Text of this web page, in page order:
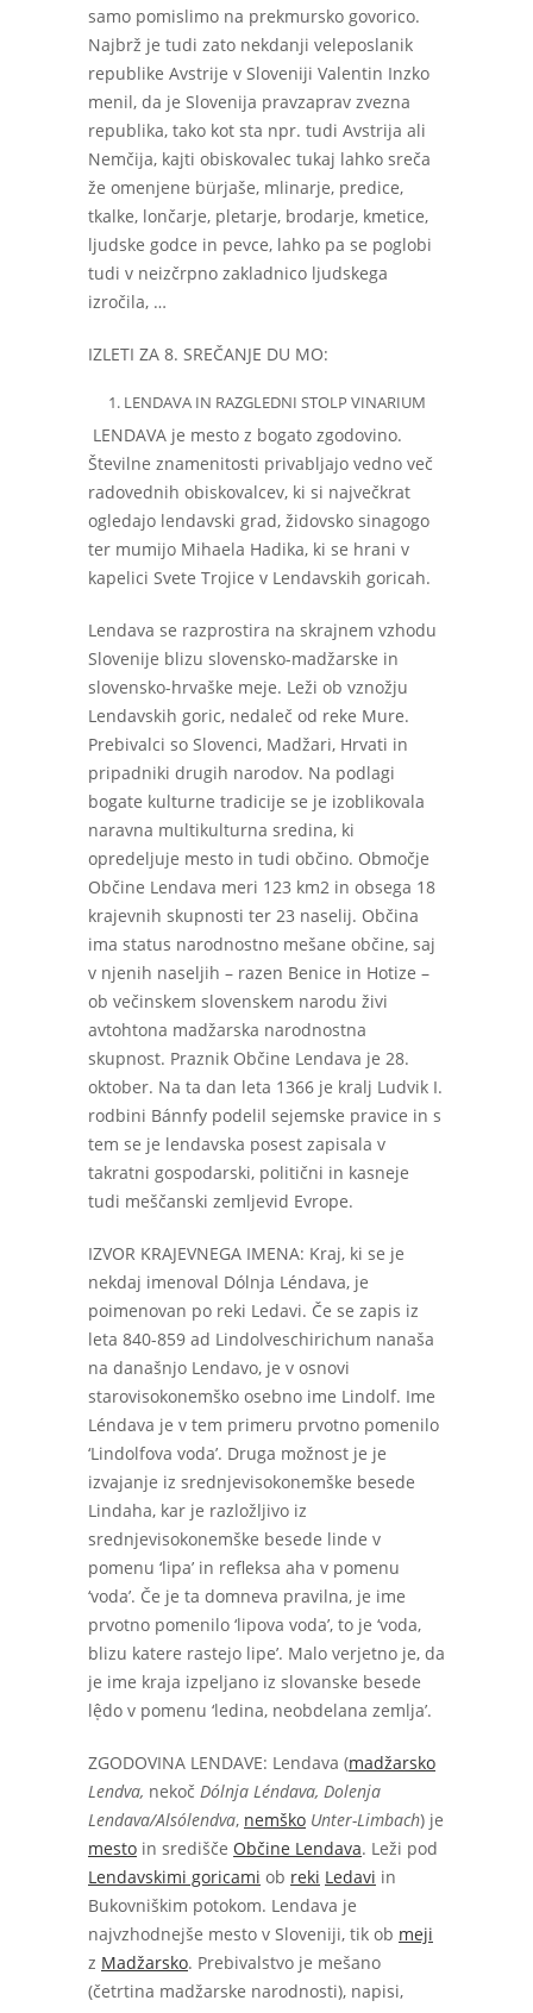
samo pomislimo na prekmursko govorico.
Najbrž je tudi zato nekdanji veleposlanik
republike Avstrije v Sloveniji Valentin Inzko
menil, da je Slovenija pravzaprav zvezna
republika, tako kot sta npr. tudi Avstrija ali
Nemčija, kajti obiskovalec tukaj lahko sreča
že omenjene bürjaše, mlinarje, predice,
tkalke, lončarje, pletarje, brodarje, kmetice,
ljudske godce in pevce, lahko pa se poglobi
tudi v neizčrpno zakladnico ljudskega
izročila, …
IZLETI ZA 8. SREČANJE DU MO:
LENDAVA IN RAZGLEDNI STOLP VINARIUM
LENDAVA je mesto z bogato zgodovino.
Številne znamenitosti privabljajo vedno več
radovednih obiskovalcev, ki si največkrat
ogledajo lendavski grad, židovsko sinagogo
ter mumijo Mihaela Hadika, ki se hrani v
kapelici Svete Trojice v Lendavskih goricah.
Lendava se razprostira na skrajnem vzhodu
Slovenije blizu slovensko-madžarske in
slovensko-hrvaške meje. Leži ob vznožju
Lendavskih goric, nedaleč od reke Mure.
Prebivalci so Slovenci, Madžari, Hrvati in
pripadniki drugih narodov. Na podlagi
bogate kulturne tradicije se je izoblikovala
naravna multikulturna sredina, ki
opredeljuje mesto in tudi občino. Območje
Občine Lendava meri 123 km2 in obsega 18
krajevnih skupnosti ter 23 naselij. Občina
ima status narodnostno mešane občine, saj
v njenih naseljih – razen Benice in Hotize –
ob večinskem slovenskem narodu živi
avtohtona madžarska narodnostna
skupnost. Praznik Občine Lendava je 28.
oktober. Na ta dan leta 1366 je kralj Ludvik I.
rodbini Bánnfy podelil sejemske pravice in s
tem se je lendavska posest zapisala v
takratni gospodarski, politični in kasneje
tudi meščanski zemljevid Evrope.
IZVOR KRAJEVNEGA IMENA: Kraj, ki se je
nekdaj imenoval Dólnja Léndava, je
poimenovan po reki Ledavi. Če se zapis iz
leta 840-859 ad Lindolveschirichum nanaša
na današnjo Lendavo, je v osnovi
starovisokonemško osebno ime Lindolf. Ime
Léndava je v tem primeru prvotno pomenilo
‘Lindolfova voda’. Druga možnost je je
izvajanje iz srednjevisokonemške besede
Lindaha, kar je razložljivo iz
srednjevisokonemške besede linde v
pomenu ‘lipa’ in refleksa aha v pomenu
‘voda’. Če je ta domneva pravilna, je ime
prvotno pomenilo ‘lipova voda’, to je ‘voda,
blizu katere rastejo lipe’. Malo verjetno je, da
je ime kraja izpeljano iz slovanske besede
lệdo v pomenu ‘ledina, neobdelana zemlja’.
ZGODOVINA LENDAVE: Lendava (madžarsko
Lendva, nekoč Dólnja Léndava, Dolenja
Lendava/Alsólendva, nemško Unter-Limbach) je
mesto in središče Občine Lendava. Leži pod
Lendavskimi goricami ob reki Ledavi in
Bukovniškim potokom. Lendava je
najvzhodnejše mesto v Sloveniji, tik ob meji
z Madžarsko. Prebivalstvo je mešano
(četrtina madžarske narodnosti), napisi,